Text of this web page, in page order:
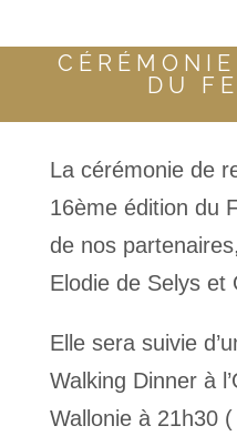
DU
La cérémonie de
16ème édition du
de nos
Elodie de Selys et
Elle sera suivie
Walking Dinner à
Wallonie à 21h30